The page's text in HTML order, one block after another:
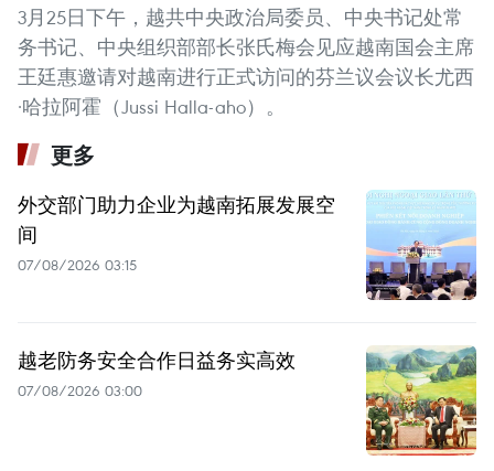
3月25日下午，越共中央政治局委员、中央书记处常
务书记、中央组织部部长张氏梅会见应越南国会主席
王廷惠邀请对越南进行正式访问的芬兰议会议长尤西
·哈拉阿霍（Jussi Halla-aho）。
更多
外交部门助力企业为越南拓展发展空
间
07/08/2026 03:15
越老防务安全合作日益务实高效
07/08/2026 03:00